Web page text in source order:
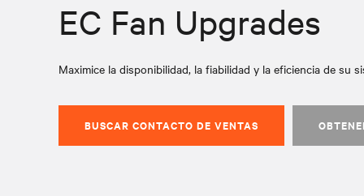
EC Fan Upgrades
Maximice la disponibilidad, la fiabilidad y la eficiencia de su
BUSCAR CONTACTO DE VENTAS